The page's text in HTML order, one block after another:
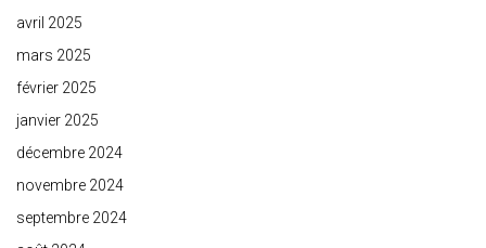
avril 2025
mars 2025
février 2025
janvier 2025
décembre 2024
novembre 2024
septembre 2024